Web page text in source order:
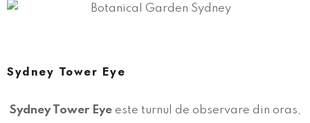
Sydney Tower Eye
Sydney Tower Eye este turnul de observare din oras,